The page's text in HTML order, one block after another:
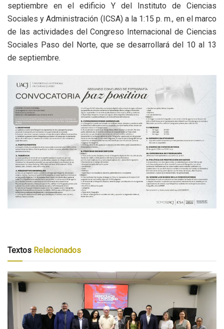
septiembre en el edificio Y del Instituto de Ciencias
Sociales y Administración (ICSA) a la 1:15 p. m., en el marco
de las actividades del Congreso Internacional de Ciencias
Sociales Paso del Norte, que se desarrollará del 10 al 13
de septiembre.
Textos Relacionados